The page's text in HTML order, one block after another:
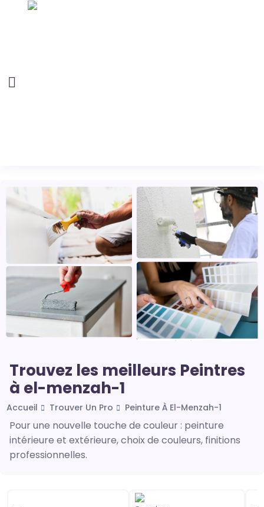
Trouvez les meilleurs Peintres
à el-menzah-1
Accueil Trouver Un Pro Peinture À El-Menzah-1
Pour une nouvelle touche de couleur : peinture
intérieure et extérieure, choix de couleurs, finitions
professionnelles.